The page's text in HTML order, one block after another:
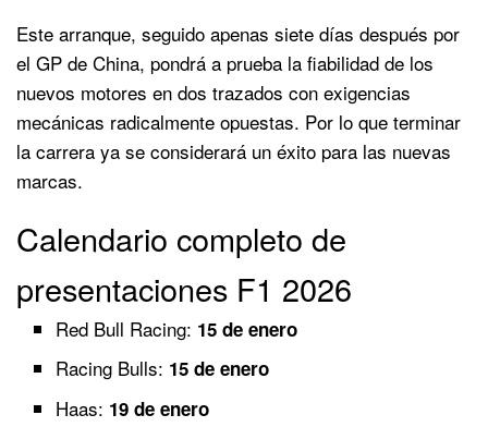
Este arranque, seguido apenas siete días después por
el GP de China, pondrá a prueba la fiabilidad de los
nuevos motores en dos trazados con exigencias
mecánicas radicalmente opuestas. Por lo que terminar
la carrera ya se considerará un éxito para las nuevas
marcas.
Calendario completo de
presentaciones F1 2026
Red Bull Racing: 15 de enero
Racing Bulls: 15 de enero
Haas: 19 de enero